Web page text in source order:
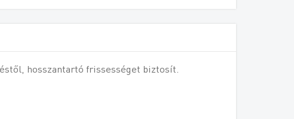
hosszantartó frissességet biztosít.